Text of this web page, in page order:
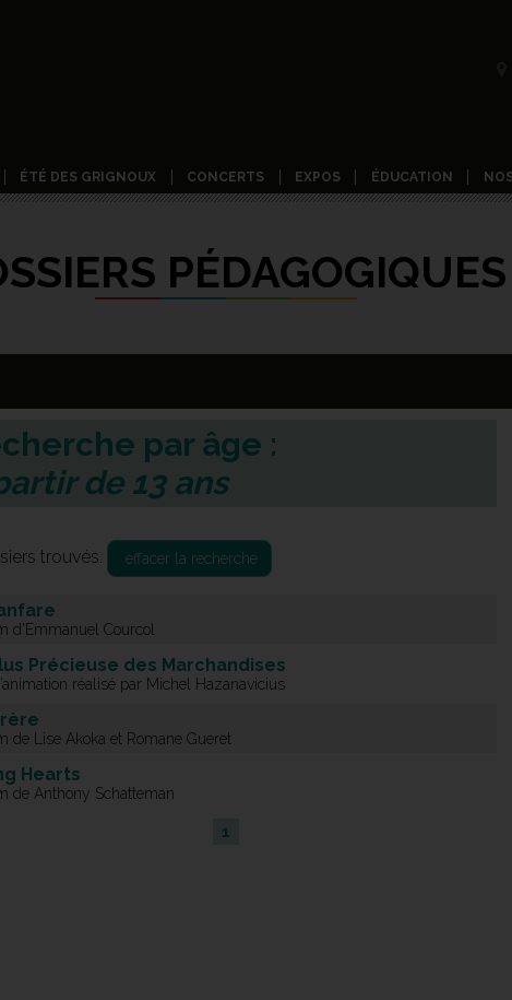
ÉTÉ DES GRIGNOUX CONCERTS EXPOS ÉDUCATION
PÉDAGOGIQUES
par âge :
de 13 ans
trouvés. effacer la recherche
d'Emmanuel Courcol
Précieuse des Marchandises
réalisé par Michel Hazanavicius
de Lise Akoka et Romane Gueret
Hearts
de Anthony Schatteman
1